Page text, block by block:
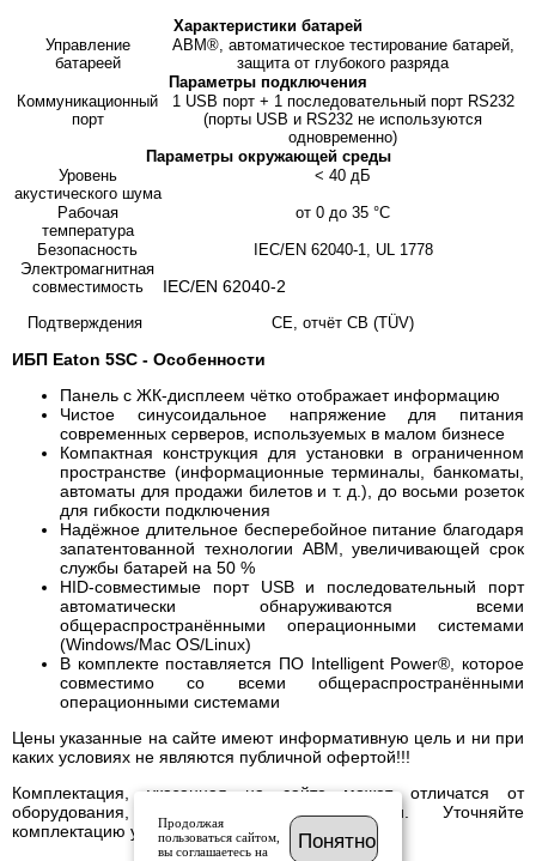
Характеристики батарей
Управление
батареей
ABM®, автоматическое тестирование батарей,
защита от глубокого разряда
Параметры подключения
Коммуникационный
порт
1 USB порт + 1 последовательный порт RS232
(порты USB и RS232 не используются
одновременно)
Параметры окружающей среды
Уровень
акустического шума
< 40 дБ
Рабочая
температура
от 0 дo 35 °C
Безопасность
IEC/EN 62040-1, UL 1778
Электромагнитная
совместимость
IEC/EN 62040-2
Подтверждения CE, отчёт CB (TÜV)
ИБП Eaton 5SC - Особенности
Панель с ЖК-дисплеем чётко отображает информацию
Чистое синусоидальное напряжение для питания
современных серверов, используемых в малом бизнесе
Компактная конструкция для установки в ограниченном
пространстве (информационные терминалы, банкоматы,
автоматы для продажи билетов и т. д.), до восьми розеток
для гибкости подключения
Надёжное длительное бесперебойное питание благодаря
запатентованной технологии ABM, увеличивающей срок
службы батарей на 50 %
HID-совместимые порт USB и последовательный порт
автоматически обнаруживаются всеми
общераспространёнными операционными системами
(Windows/Mac OS/Linux)
В комплекте поставляется ПО Intelligent Power®, которое
совместимо со всеми общераспространёнными
операционными системами
Цены указанные на сайте имеют информативную цель и ни при
каких условиях не являются публичной офертой!!!
Комплектация, указанная на сайте может отличатся от
оборудования, имеющегося в наличии. Уточняйте
комплектацию у менеджера.
Продолжая
пользоваться сайтом,
вы соглашаетесь на
Понятно